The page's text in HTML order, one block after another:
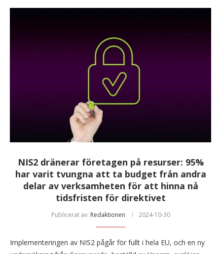
NIS2 dränerar företagen på resurser: 95%
har varit tvungna att ta budget från andra
delar av verksamheten för att hinna nå
tidsfristen för direktivet
Publicerat av: Redaktionen 2024-10-30
Implementeringen av NIS2 pågår för fullt i hela EU, och en ny